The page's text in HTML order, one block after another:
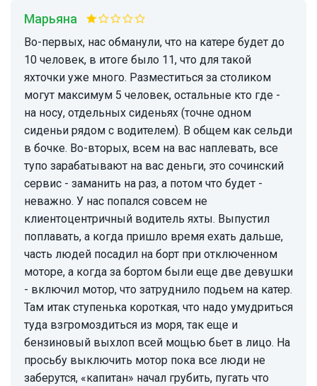
Марьяна
Во-первых, нас обманули, что на катере будет до
10 человек, в итоге было 11, что для такой
яхточки уже много. Разместиться за столиком
могут максимум 5 человек, остальные кто где -
на носу, отдельных сиденьях (точне одном
сиденьи рядом с водителем). В общем как сельди
в бочке. Во-вторых, всем на вас наплевать, все
тупо зарабатывают на вас деньги, это сочинский
сервис - заманить на раз, а потом что будет -
неважно. У нас попался совсем не
клиентоцентричный водитель яхты. Выпустил
поплавать, а когда пришло время ехать дальше,
часть людей посадил на борт при отключенном
моторе, а когда за бортом были еще две девушки
- включил мотор, что затруднило подьем на катер.
Там итак ступенька короткая, что надо умудриться
туда взгромоздиться из моря, так еще и
бензиновый выхлоп всей мощью бьет в лицо. На
просьбу выключить мотор пока все люди не
заберутся, «капитан» начал грубить, пугать что